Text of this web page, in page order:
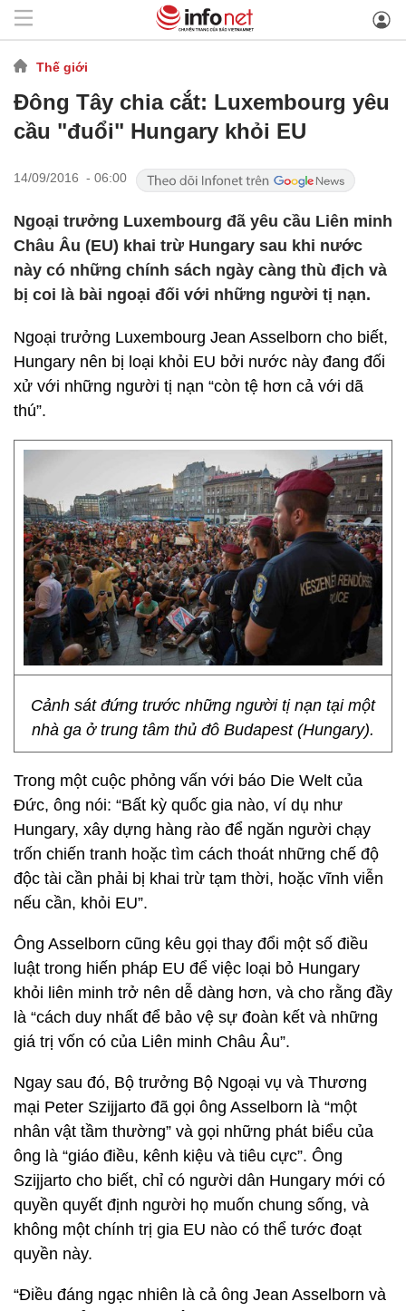
Thế giới
Đông Tây chia cắt: Luxembourg yêu
cầu "đuổi" Hungary khỏi EU
14/09/2016 - 06:00
Ngoại trưởng Luxembourg đã yêu cầu Liên minh
Châu Âu (EU) khai trừ Hungary sau khi nước
này có những chính sách ngày càng thù địch và
bị coi là bài ngoại đối với những người tị nạn.
Ngoại trưởng Luxembourg Jean Asselborn cho biết,
Hungary nên bị loại khỏi EU bởi nước này đang đối
xử với những người tị nạn “còn tệ hơn cả với dã
thú”.
Cảnh sát đứng trước những người tị nạn tại một
nhà ga ở trung tâm thủ đô Budapest (Hungary).
Trong một cuộc phỏng vấn với báo Die Welt của
Đức, ông nói: “Bất kỳ quốc gia nào, ví dụ như
Hungary, xây dựng hàng rào để ngăn người chạy
trốn chiến tranh hoặc tìm cách thoát những chế độ
độc tài cần phải bị khai trừ tạm thời, hoặc vĩnh viễn
nếu cần, khỏi EU”.
Ông Asselborn cũng kêu gọi thay đổi một số điều
luật trong hiến pháp EU để việc loại bỏ Hungary
khỏi liên minh trở nên dễ dàng hơn, và cho rằng đầy
là “cách duy nhất để bảo vệ sự đoàn kết và những
giá trị vốn có của Liên minh Châu Âu”.
Ngay sau đó, Bộ trưởng Bộ Ngoại vụ và Thương
mại Peter Szijjarto đã gọi ông Asselborn là “một
nhân vật tầm thường” và gọi những phát biểu của
ông là “giáo điều, kênh kiệu và tiêu cực”. Ông
Szijjarto cho biết, chỉ có người dân Hungary mới có
quyền quyết định người họ muốn chung sống, và
không một chính trị gia EU nào có thể tước đoạt
quyền này.
“Điều đáng ngạc nhiên là cả ông Jean Asselborn và